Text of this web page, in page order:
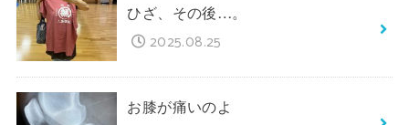
ひざ、その後…。
2025.08.25
お膝が痛いのよ